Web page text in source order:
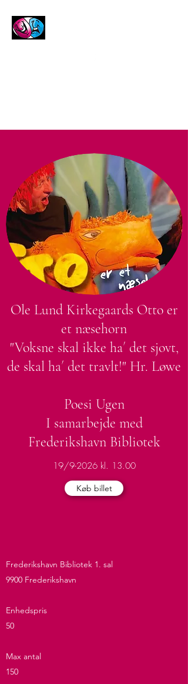
Ole Lund Kirkegaards Otto er
et næsehorn
"Voksne skal ikke ha´ det sjovt,
de skal ha´ det travlt!"​ Hr. Løwe
Poesi Ugen
I samarbejde med
Frederikshavn Bibliotek
19/9-2026 kl. 13.00
Køb billet
Frederikshavn Bibliotek 1. sal
9900 Frederikshavn
Enhedspris
50
Max antal
150